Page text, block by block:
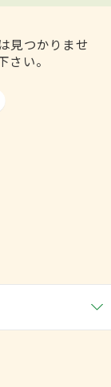
見つかりませ
い。